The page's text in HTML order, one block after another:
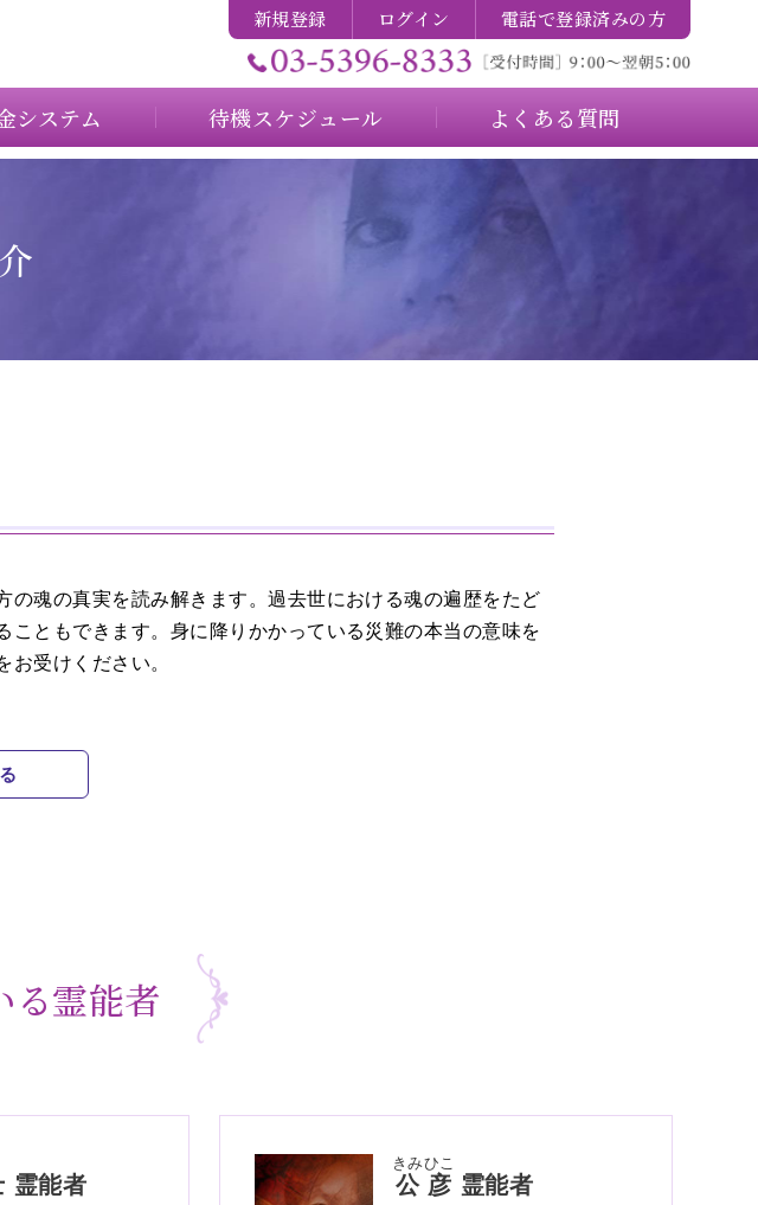
新規登録 ログイン 電話で登録済みの方
システム 待機スケジュール よくある質問
魂の真実を読み解きます。過去世における魂の遍歴をたど
ともできます。身に降りかかっている災難の本当の意味を
受けください。
る霊能者
霊能者 公彦
きみひこ
霊能者